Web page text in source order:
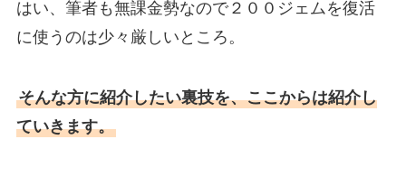
はい、筆者も無課金勢なので２００ジェムを復活
に使うのは少々厳しいところ。
そんな方に紹介したい裏技を、ここからは紹介し
ていきます。